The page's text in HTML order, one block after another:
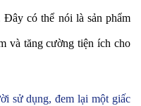
Đây có thể nói là sản phẩm
và tăng cường tiện ích cho
sử dụng, đem lại một giấc